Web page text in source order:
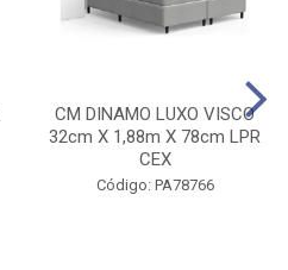
CM DINAMO LUXO VISCO
32cm X 1,88m X 78cm LPR
CEX
Código: PA78766